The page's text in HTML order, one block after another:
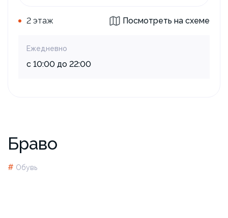
Браво
# Обувь
2 этаж Посмотреть на схеме
Ежедневно
с 10:00 до 22:00